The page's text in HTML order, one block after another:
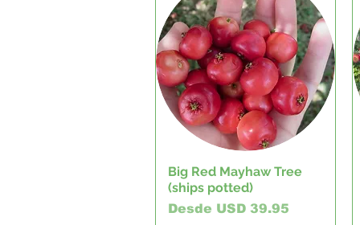
Vista rápida
Big Red Mayhaw Tree
(ships potted)
Desde USD 39.95
Precio de oferta